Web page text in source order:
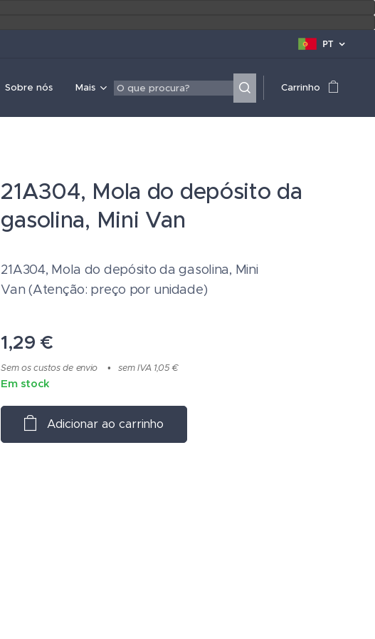
PT
Sobre nós Mais Carrinho
21A304, Mola do depósito da
gasolina, Mini Van
21A304, Mola do depósito da gasolina, Mini
Van (Atenção: preço por unidade)
1,29 €
Sem os custos de envio sem IVA 1,05 €
Em stock
Adicionar ao carrinho